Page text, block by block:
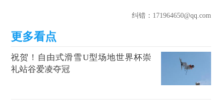
纠错：171964650@qq.com
祝贺！自由式滑雪U型场地世界杯崇
礼站谷爱凌夺冠